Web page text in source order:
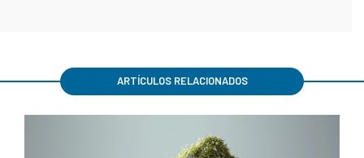
ARTÍCULOS RELACIONADOS